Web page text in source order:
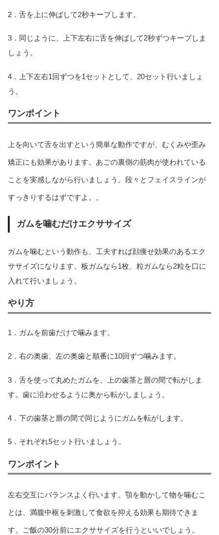
2．舌を上に伸ばして2秒キープします。
3．同じように、上下左右に舌を伸ばして2秒ずつキープしま
しょう。
4．上下左右1回ずつを1セットとして、20セット行いましょ
う。
ワンポイント
上を向いて舌を出すという簡単な動作ですが、むくみや歪み
矯正にも効果があります。あごの裏側の筋肉が使われている
ことを実感しながら行いましょう。段々とフェイスラインが
すっきりするはずですよ。。
ガムを噛むだけエクササイズ
ガムを噛むという動作も、工夫すれば顔痩せ効果のあるエク
ササイズになります。板ガムなら1枚、粒ガムなら2粒を口に
入れて行いましょう。
やり方
1．ガムを前歯だけで噛みます。
2．右の奥歯、左の奥歯と順番に10回ずつ噛みます。
3．舌を使って丸めたガムを、上の歯茎と唇の間で転がしま
す。歯に沿わせるように奥から転がしましょう。
4．下の歯茎と唇の間で同じようにガムを転がします。
5．それぞれ5セット行いましょう。
ワンポイント
左右交互にバランスよく行います。顎を動かして物を噛むこ
とは、満腹中枢を刺激して食欲を抑える効果も期待できま
す。ご飯の30分前にエクササイズを行うといいでしょう。